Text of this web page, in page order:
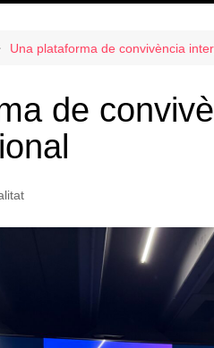
Una plataforma de convivència
de